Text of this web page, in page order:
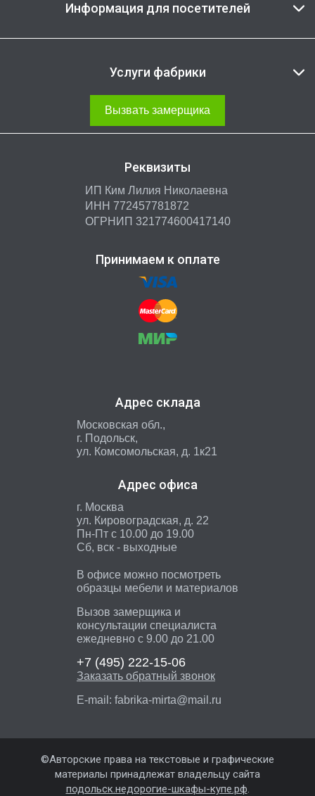
Информация для посетителей
Услуги фабрики
Вызвать замерщика
Реквизиты
ИП Ким Лилия Николаевна
ИНН 772457781872
ОГРНИП 321774600417140
Принимаем к оплате
Адрес склада
Московская обл.,
г. Подольск,
ул. Комсомольская, д. 1к21
Адрес офиса
г. Москва
ул. Кировоградская, д. 22
Пн-Пт с 10.00 до 19.00
Сб, вск - выходные
В офисе можно посмотреть
образцы мебели и материалов
Вызов замерщика и
консультации специалиста
ежедневно с 9.00 до 21.00
+7 (495) 222-15-06
Заказать обратный звонок
E-mail: fabrika-mirta@mail.ru
©Авторские права на текстовые и графические
материалы принадлежат владельцу сайта
подольск.недорогие-шкафы-купе.рф.